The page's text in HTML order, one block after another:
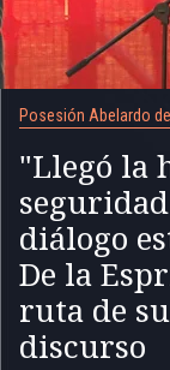
Posesión Abelardo
"Llegó la
diálogo
De la
ruta de
discurso